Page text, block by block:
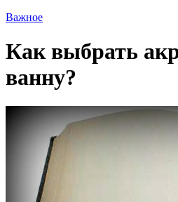
Важное
Как выбрать
ванну?